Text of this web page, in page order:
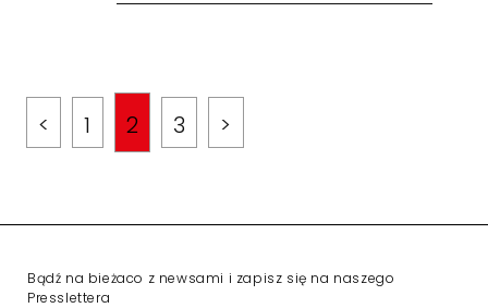
< 1 2 3 >
Bądź na bieżaco z newsami i zapisz się na naszego
Presslettera